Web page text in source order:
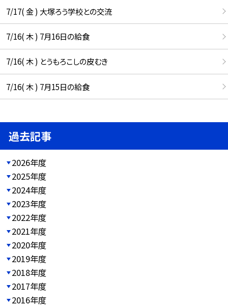
7/17( 金 ) 大塚ろう学校との交流
7/16( 木 ) 7月16日の給食
7/16( 木 ) とうもろこしの皮むき
7/16( 木 ) 7月15日の給食
過去記事
2026年度
2025年度
2024年度
2023年度
2022年度
2021年度
2020年度
2019年度
2018年度
2017年度
2016年度